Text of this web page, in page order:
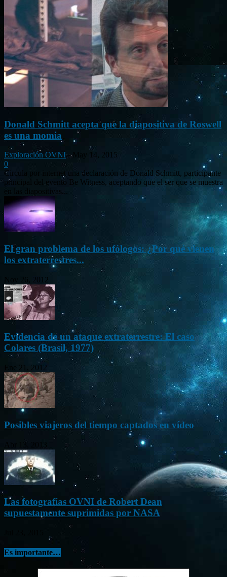
Donald Schmitt acepta que la diapositiva de Roswell
es una momia
Exploración OVNI - May 14, 2015
0
Circula por internet una declaración de Donald Schmitt, participante
principal del evento Be Witness, aceptando que el ser que se muestra
en las diapositivas...
El gran problema de los ufólogos: ¿Por qué vienen
los extraterrestres...
Nov 26, 2012
Evidencia de un ataque extraterrestre: El caso
Colares (Brasil, 1977)
Ene 21, 2012
Posibles viajeros del tiempo captados en vídeo
Abr 13, 2013
Las fotografías OVNI de Robert Dean
supuestamente suprimidas por NASA
Es importante…